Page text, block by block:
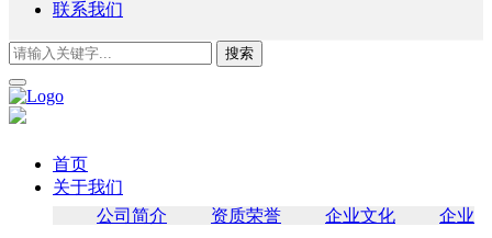
联系我们
首页
关于我们
公司简介
资质荣誉 企业文化
企业